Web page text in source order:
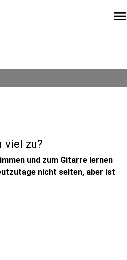
menu
viel zu?
und zum Gitarre lernen
nicht selten, aber ist